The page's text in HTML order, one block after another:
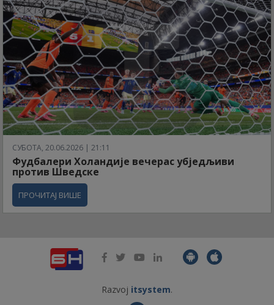
СУБОТА, 20.06.2026 | 21:11
Фудбалери Холандије вечерас убједљиви
против Шведске
ПРОЧИТАЈ ВИШЕ
Razvoj itsystem.